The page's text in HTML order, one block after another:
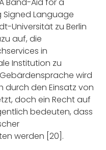
Band-Aid for a
Signed Language
Universität zu Berlin
auf, die
in
Institution zu
wird
durch den Einsatz von
doch ein Recht auf
bedeuten, dass
werden [20].